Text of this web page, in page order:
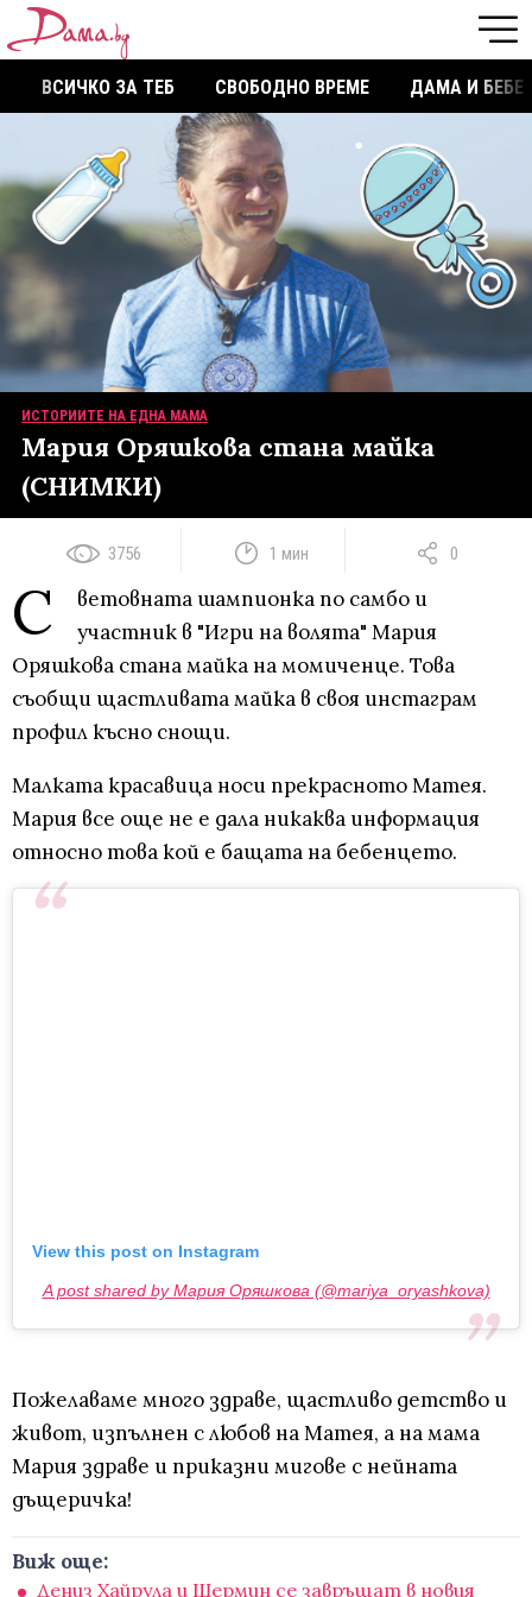
ВСИЧКО ЗА ТЕБ СВОБОДНО ВРЕМЕ ДАМА И БЕБЕ
ИСТОРИИТЕ НА ЕДНА МАМА
Мария Оряшкова стана майка
(СНИМКИ)
3756 1 мин 0
С
ветовната шампионка по самбо и
участник в "Игри на волята" Мария
Оряшкова стана майка на момиченце. Това
съобщи щастливата майка в своя инстаграм
профил късно снощи.
Малката красавица носи прекрасното Матея.
Мария все още не е дала никаква информация
относно това кой е бащата на бебенцето.
View this post on Instagram
A post shared by Мария Оряшкова (@mariya_oryashkova)
Пожелаваме много здраве, щастливо детство и
живот, изпълнен с любов на Матея, а на мама
Мария здраве и приказни мигове с нейната
дъщеричка!
Виж още:
Дениз Хайрула и Шермин се завръщат в новия